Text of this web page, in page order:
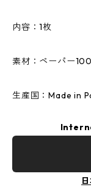
内容：1枚
素材：ペーパー
生産国：Made in